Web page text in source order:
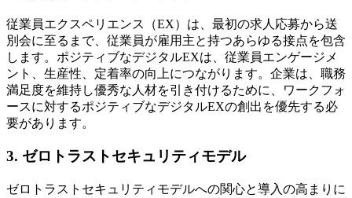
従業員エクスペリエンス（EX）は、最初の求人応募から送
別会に至るまで、従業員が雇用主と持つあらゆる接点を包含
します。ポジティブなデジタルEXは、従業員エンゲージメ
ント、生産性、定着率の向上につながります。企業は、職務
満足度を維持し優秀な人材を引き付けるために、ワークフォ
ースに対するポジティブなデジタルEXの創出を優先する必
要があります。
3. ゼロトラストセキュリティモデル
ゼロトラストセキュリティモデルへの関心と導入の高まりに